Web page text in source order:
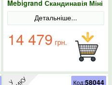
Mebigrand Скандинавія Міні
Білий (RAL9003)/Горіх
світлий 70х200 з ящиками
Детальніше...
14 479 грн.
Код:58044